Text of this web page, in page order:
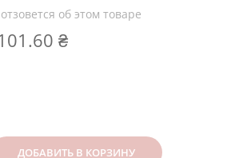
об этом товаре
₴
ДОБАВИТЬ В КОРЗИНУ